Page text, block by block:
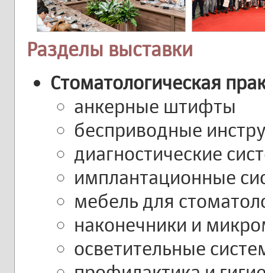
Разделы выставки
Стоматологическая
анкерные штифты
бесприводные
диагностические
имплантационные
мебель для
наконечники и
осветительные